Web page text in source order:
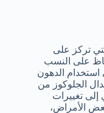
تركز على
على النسب
استخدام الدهون
الجلوكوز من
إلى تغييرات
الأمراض،